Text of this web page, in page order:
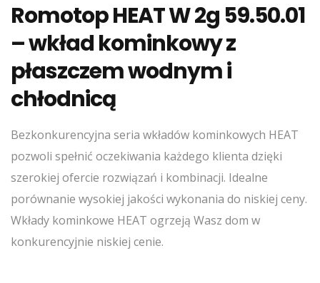
Romotop HEAT W 2g 59.50.01
– wkład kominkowy z
płaszczem wodnym i
chłodnicą
Bezkonkurencyjna seria wkładów kominkowych HEAT
pozwoli spełnić oczekiwania każdego klienta dzięki
szerokiej ofercie rozwiązań i kombinacji. Idealne
porównanie wysokiej jakości wykonania do niskiej ceny.
Wkłady kominkowe HEAT ogrzeją Wasz dom w
konkurencyjnie niskiej cenie.